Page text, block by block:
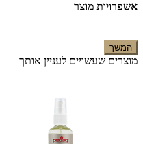
אשפרויות מוצר
המשך
מוצרים שעשויים לעניין אותך